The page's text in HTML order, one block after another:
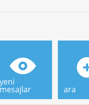
yeni
mesajlar ara